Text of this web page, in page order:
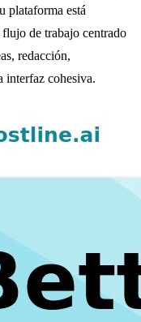
plataforma está
de trabajo centrado
redacción,
interfaz cohesiva.